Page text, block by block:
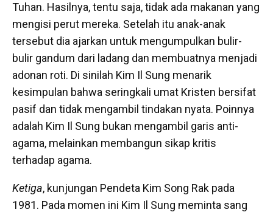
Tuhan. Hasilnya, tentu saja, tidak ada makanan yang
mengisi perut mereka. Setelah itu anak-anak
tersebut dia ajarkan untuk mengumpulkan bulir-
bulir gandum dari ladang dan membuatnya menjadi
adonan roti. Di sinilah Kim Il Sung menarik
kesimpulan bahwa seringkali umat Kristen bersifat
pasif dan tidak mengambil tindakan nyata. Poinnya
adalah Kim Il Sung bukan mengambil garis anti-
agama, melainkan membangun sikap kritis
terhadap agama.
Ketiga, kunjungan Pendeta Kim Song Rak pada
1981. Pada momen ini Kim Il Sung meminta sang